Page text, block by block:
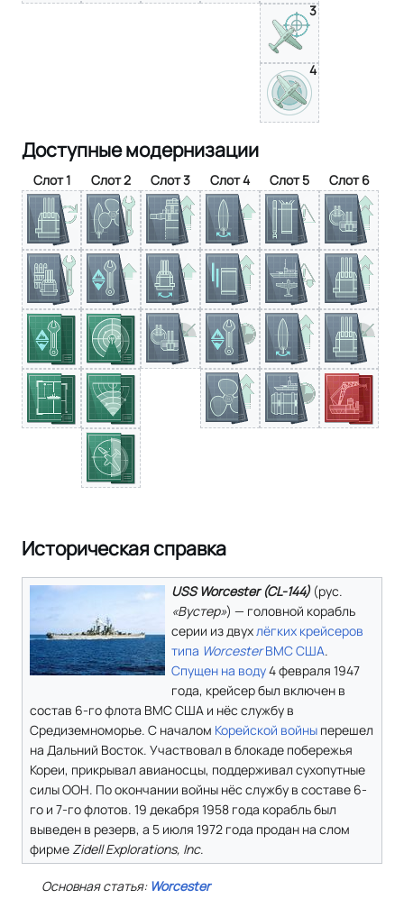
3
4
Доступные модернизации
Слот 1 Слот 2 Слот 3 Слот 4 Слот 5 Слот 6
Историческая справка
USS Worcester (CL-144)(рус.
«Вустер») — головной корабль
серии из двух лёгких крейсеров
типа Worcester ВМС США.
Спущен на воду4 февраля 1947
года, крейсер был включен в
состав 6-го флота ВМС США и нёс службу в
Средиземноморье. С началом Корейской войны перешел
на Дальний Восток. Участвовал в блокаде побережья
Кореи, прикрывал авианосцы, поддерживал сухопутные
силы ООН. По окончании войны нёс службу в составе 6-
го и 7-го флотов. 19 декабря 1958 года корабль был
выведен в резерв, а 5 июля 1972 года продан на слом
фирме Zidell Explorations, Inc.
Основная статья: Worcester